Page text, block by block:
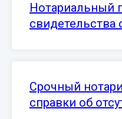
Нотариальный
свидетельства
Срочный
справки об